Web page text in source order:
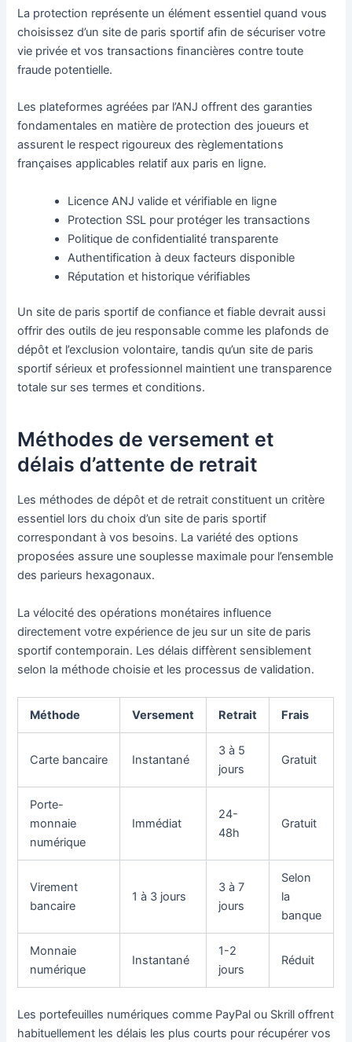
La protection représente un élément essentiel quand vous
choisissez d’un site de paris sportif afin de sécuriser votre
vie privée et vos transactions financières contre toute
fraude potentielle.
Les plateformes agréées par l’ANJ offrent des garanties
fondamentales en matière de protection des joueurs et
assurent le respect rigoureux des règlementations
françaises applicables relatif aux paris en ligne.
Licence ANJ valide et vérifiable en ligne
Protection SSL pour protéger les transactions
Politique de confidentialité transparente
Authentification à deux facteurs disponible
Réputation et historique vérifiables
Un site de paris sportif de confiance et fiable devrait aussi
offrir des outils de jeu responsable comme les plafonds de
dépôt et l’exclusion volontaire, tandis qu’un site de paris
sportif sérieux et professionnel maintient une transparence
totale sur ses termes et conditions.
Méthodes de versement et
délais d’attente de retrait
Les méthodes de dépôt et de retrait constituent un critère
essentiel lors du choix d’un site de paris sportif
correspondant à vos besoins. La variété des options
proposées assure une souplesse maximale pour l’ensemble
des parieurs hexagonaux.
La vélocité des opérations monétaires influence
directement votre expérience de jeu sur un site de paris
sportif contemporain. Les délais diffèrent sensiblement
selon la méthode choisie et les processus de validation.
Méthode Versement Retrait Frais
Carte bancaire Instantané
3 à 5
jours
Gratuit
Porte-
monnaie
numérique
Immédiat
24-
48h
Gratuit
Virement
bancaire
1 à 3 jours
3 à 7
jours
Selon
la
banque
Monnaie
numérique
Instantané
1-2
jours
Réduit
Les portefeuilles numériques comme PayPal ou Skrill offrent
habituellement les délais les plus courts pour récupérer vos